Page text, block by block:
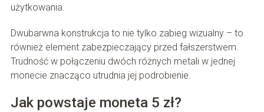
użytkowania.
Dwubarwna konstrukcja to nie tylko zabieg wizualny – to
również element zabezpieczający przed fałszerstwem.
Trudność w połączeniu dwóch różnych metali w jednej
monecie znacząco utrudnia jej podrobienie.
Jak powstaje moneta 5 zł?